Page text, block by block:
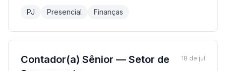
PJ Presencial Finanças
Contador(a) Sênior — Setor de
18 de jul